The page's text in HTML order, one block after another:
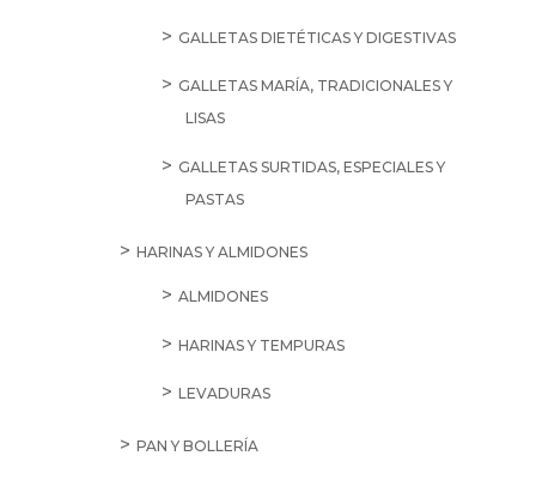
GALLETAS DIETÉTICAS Y DIGESTIVAS
GALLETAS MARÍA, TRADICIONALES Y
LISAS
GALLETAS SURTIDAS, ESPECIALES Y
PASTAS
HARINAS Y ALMIDONES
ALMIDONES
HARINAS Y TEMPURAS
LEVADURAS
PAN Y BOLLERÍA